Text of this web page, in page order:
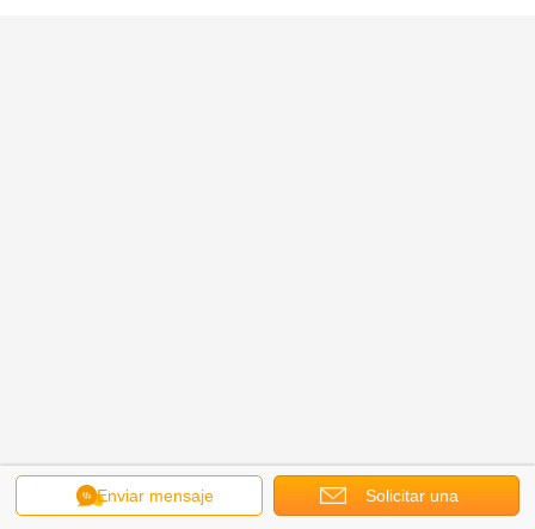
Enviar mensaje Solicitar una